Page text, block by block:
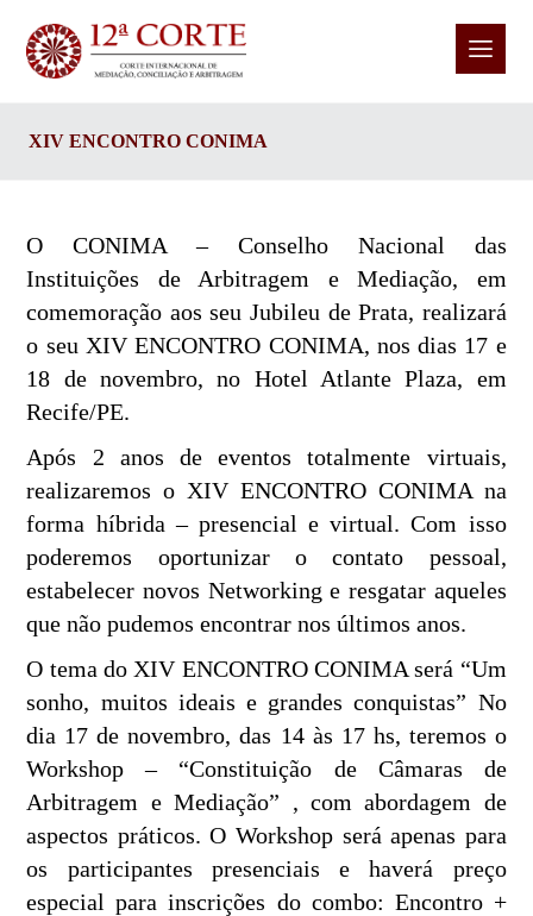
XIV ENCONTRO CONIMA
O CONIMA – Conselho Nacional das
Instituições de Arbitragem e Mediação, em
comemoração aos seu Jubileu de Prata, realizará
o seu XIV ENCONTRO CONIMA, nos dias 17 e
18 de novembro, no Hotel Atlante Plaza, em
Recife/PE.
Após 2 anos de eventos totalmente virtuais,
realizaremos o XIV ENCONTRO CONIMA na
forma híbrida – presencial e virtual. Com isso
poderemos oportunizar o contato pessoal,
estabelecer novos Networking e resgatar aqueles
que não pudemos encontrar nos últimos anos.
O tema do XIV ENCONTRO CONIMA será “Um
sonho, muitos ideais e grandes conquistas” No
dia 17 de novembro, das 14 às 17 hs, teremos o
Workshop – “Constituição de Câmaras de
Arbitragem e Mediação” , com abordagem de
aspectos práticos. O Workshop será apenas para
os participantes presenciais e haverá preço
especial para inscrições do combo: Encontro +